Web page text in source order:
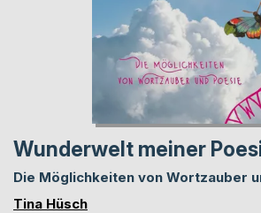
Wunderwelt meiner
Die Möglichkeiten von Wortzauber
Tina Hüsch